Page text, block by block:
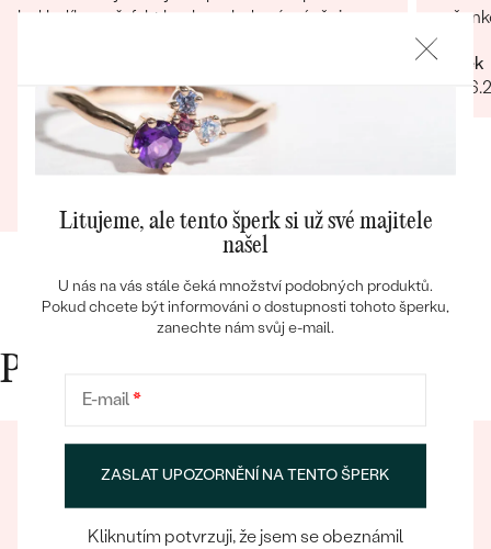
Bestsellery
OBJEVIT
byl balík u mě, fakt hezky zabalené, náušnice
Rychlost Hezky zabalene Dárečky Náušnice
co jsem koupil pro holky, úplně super, děkuju
Kvalita
Radek
Proč nakupovat v Eppi
Litujeme, ale tento šperk si už své majitele
našel
U nás na vás stále čeká množství podobných produktů.
Pokud chcete být informováni o dostupnosti tohoto šperku,
zanechte nám svůj e-mail.
E-mail*
ZASLAT UPOZORNĚNÍ NA TENTO ŠPERK
Kliknutím potvrzuji, že jsem se obeznámil